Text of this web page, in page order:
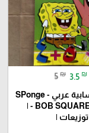
5 ₪ 3.5 ₪
ارقامي الحسابية عربي - SPonge
BOB SQUAREPANTS - |
توزيعات |